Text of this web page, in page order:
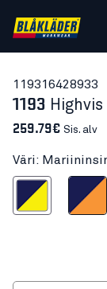
119316428933
1193
259.79€ Sis. alv
Väri:
Mariininsininen/